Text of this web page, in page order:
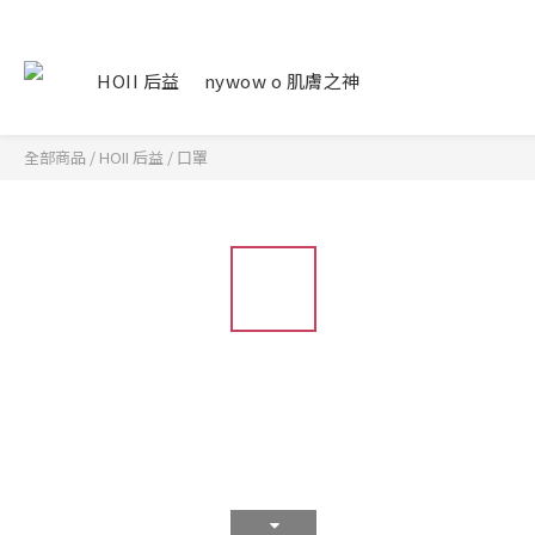
HOII 后益 nywow o 肌膚之神
全部商品 / HOII 后益 / 口罩